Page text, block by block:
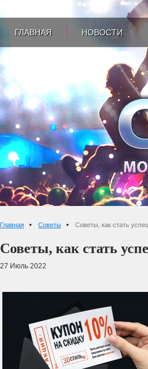
ГЛАВНАЯ НОВОСТИ
Главная Советы Советы, как стать
Советы, как стать
27 Июль 2022